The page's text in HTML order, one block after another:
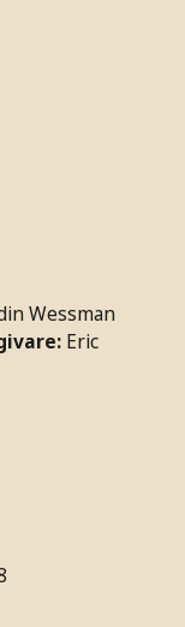
Wessman
Eric